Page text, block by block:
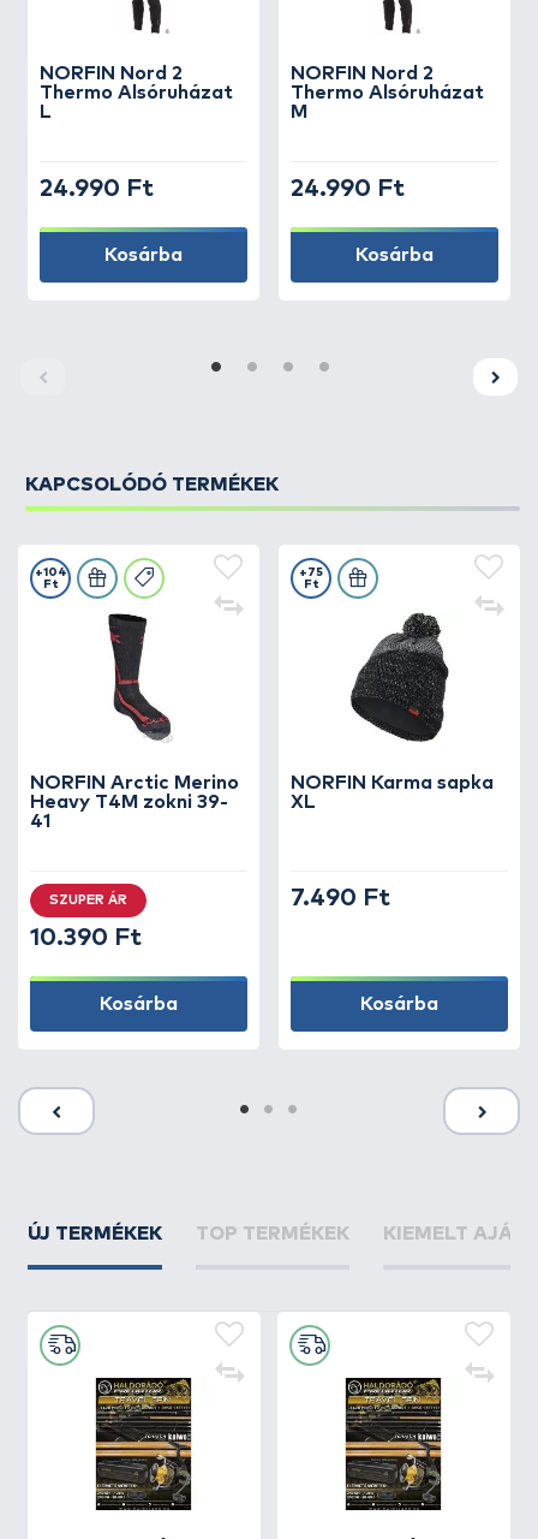
NORFIN
Nord 2
Thermo Alsóruházat
L
24.990 Ft
Kosárba
NORFIN
Nord 2
Thermo Alsóruházat
M
24.990 Ft
Kosárba
KAPCSOLÓDÓ TERMÉKEK
NORFIN Arctic Merino
Heavy T4M zokni 39-
41
+104
Ft
SZUPER ÁR
10.390 Ft
Kosárba
NORFIN Karma sapka
XL
+75
Ft
7.490 Ft
Kosárba
ÚJ TERMÉKEK TOP TERMÉKEK KIEMELT